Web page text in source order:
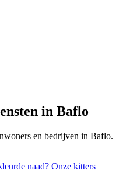
in Baflo
en bedrijven in Baflo.
naad? Onze kitters